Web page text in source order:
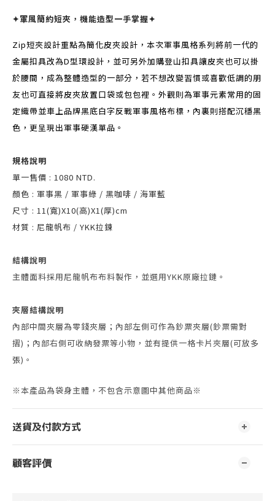
✦軍風簡約短夾，機能造型一手掌握✦
Zip短夾設計重點為簡化皮夾設計，本次軍事風格系列將前一代的
金屬扣具改為D型環設計，並可另外加購登山扣具讓皮夾也可以掛
於腰間，成為整體造型的一部分，若不想改變習慣或喜歡低調的朋
友也可直接將皮夾放置口袋或包包裡。外觀則為軍事元素常用的固
定織帶並車上品牌黑底白字反戰軍事風格布標，內裏則搭配沉穩黑
色，更呈現出軍事硬漢單品。
規格說明
單一售價 : 1080 NTD.
顏色 : 軍事黑 / 軍事綠 / 黑咖啡 / 海軍藍
尺寸 : 11(寬)X10(高)X1(厚)cm
材質 : 尼龍帆布 / YKK拉鍊
結構說明
主體面料採用尼龍帆布布料製作，並選用YKK原廠拉鏈。
夾層結構說明
內部中間夾層為零錢夾層；內部左側可作為鈔票夾層(鈔票需對
摺)；內部右側可收納發票等小物，並有提供一格卡片夾層(可放多
張)。
※本產品為袋身主體，不包含示意圖中其他商品※
送貨及付款方式
顧客評價